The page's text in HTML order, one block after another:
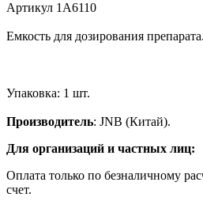
Артикул 1А6110
Емкость для дозирования препарата.
Упаковка: 1 шт.
Производитель: JNB (Китай).
Для организаций и частных лиц:
Оплата только по безналичному
счет.